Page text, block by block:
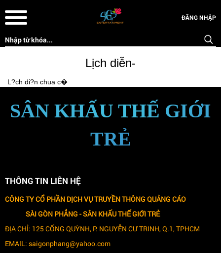
ĐĂNG NHẬP
Lịch diễn-
L?ch di?n chua c�
SÂN KHẤU THẾ GIỚI
TRẺ
THÔNG TIN LIÊN HỆ
CÔNG TY CỔ PHẦN DỊCH VỤ TRUYỀN THÔNG QUẢNG CÁO
SÀI GÒN PHẲNG -SÂN KHẤU THẾ GIỚI TRẺ
ĐỊA CHỈ: 125 CỐNG QUỲNH, P. NGUYỄN CƯ TRINH, Q.1, TPHCM
EMAIL: saigonphang@yahoo.com